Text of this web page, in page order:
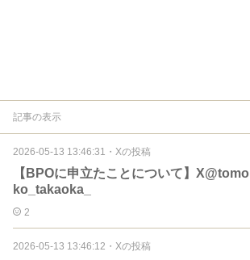
記事の表示
2026-05-13 13:46:31 ・ Xの投稿
【BPOに申立たことについて】X@tomo
ko_takaoka_
2
2026-05-13 13:46:12 ・ Xの投稿